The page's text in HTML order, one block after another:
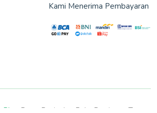
Kami Menerima Pembayaran
- Pusat Penjualan Buku Persiapan Tes.